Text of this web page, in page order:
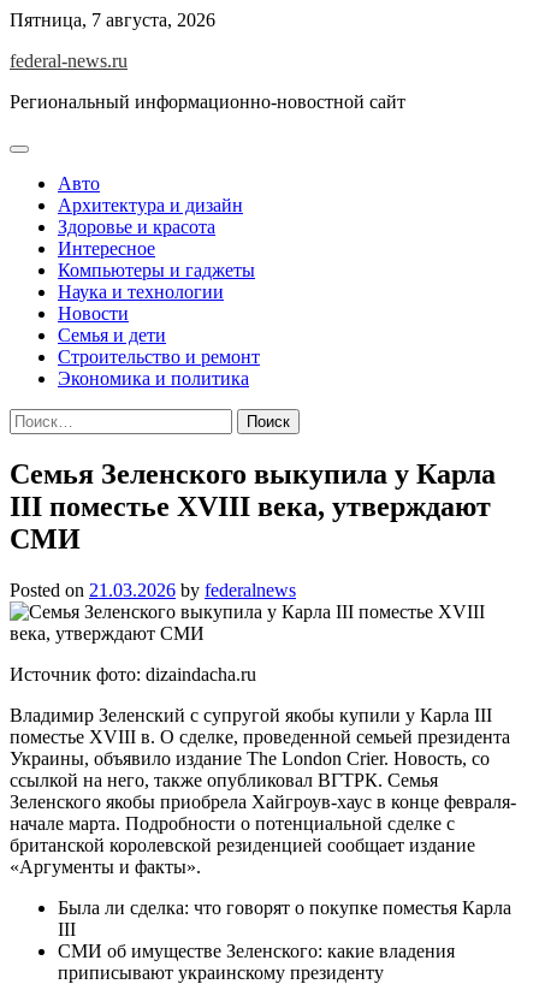
Skip
content
Пятница, 7 августа, 2026
federal-news.ru
Региональный информационно-новостной сайт
Авто
Архитектура и дизайн
Здоровье и красота
Интересное
Компьютеры и гаджеты
Наука и технологии
Новости
Семья и дети
Строительство и ремонт
Экономика и политика
Найти:
Семья Зеленского выкупила у Карла
III поместье XVIII века, утверждают
СМИ
Posted on 21.03.2026 by federalnews
Источник фото: dizaindacha.ru
Владимир Зеленский с супругой якобы купили у Карла III
поместье XVIII в. О сделке, проведенной семьей президента
Украины, объявило издание The London Crier. Новость, со
ссылкой на него, также опубликовал ВГТРК. Семья
Зеленского якобы приобрела Хайгроув-хаус в конце февраля-
начале марта. Подробности о потенциальной сделке с
британской королевской резиденцией сообщает издание
«Аргументы и факты».
Была ли сделка: что говорят о покупке поместья Карла
III
СМИ об имуществе Зеленского: какие владения
приписывают украинскому президенту